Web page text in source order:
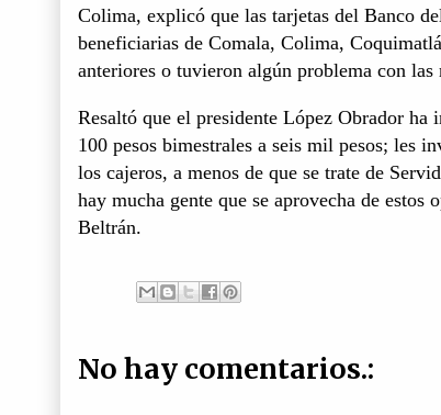
Colima, explicó que las tarjetas del Banco
beneficiarias de Comala, Colima,
anteriores o tuvieron algún problema con las
Resaltó que el presidente López Obrador ha
100 pesos bimestrales a seis mil pesos; les
los cajeros, a menos de que se trate de
hay mucha gente que se aprovecha de estos
Beltrán.
No hay comentarios.: